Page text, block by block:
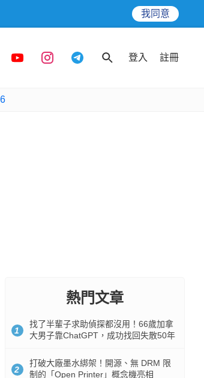
我同意
登入 註冊
熱門文章
1
找了半輩子求助偵探都沒用！66歲加拿
大男子靠ChatGPT，成功找回失散50年
2
打破大廠墨水綁架！開源、無 DRM 限
制的「Open Printer」概念機亮相